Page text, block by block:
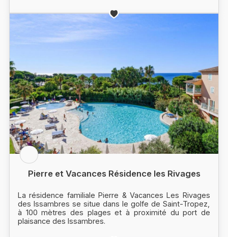
Pierre et Vacances Résidence les Rivages
La résidence familiale Pierre & Vacances Les Rivages
des Issambres se situe dans le golfe de Saint-Tropez,
à 100 mètres des plages et à proximité du port de
plaisance des Issambres.